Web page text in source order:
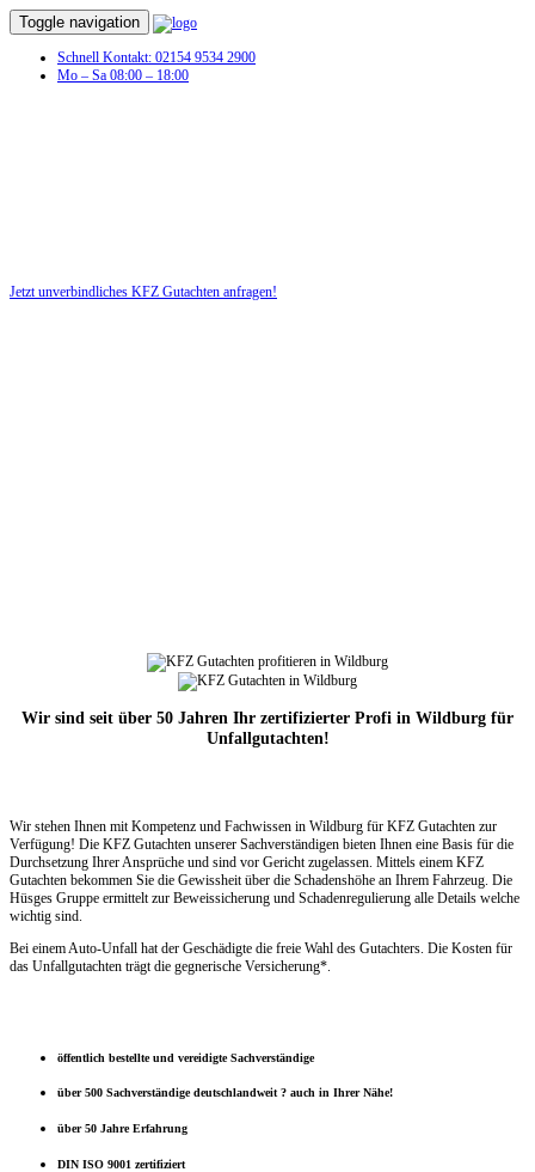
Toggle navigation
Schnell Kontakt: 02154 9534 2900
Mo – Sa 08:00 – 18:00
Jetzt unverbindliches KFZ Gutachten anfragen!
Wir sind seit über 50 Jahren Ihr zertifizierter Profi in Wildburg für
Unfallgutachten!
Wir stehen Ihnen mit Kompetenz und Fachwissen in Wildburg für KFZ Gutachten zur
Verfügung! Die KFZ Gutachten unserer Sachverständigen bieten Ihnen eine Basis für die
Durchsetzung Ihrer Ansprüche und sind vor Gericht zugelassen. Mittels einem KFZ
Gutachten bekommen Sie die Gewissheit über die Schadenshöhe an Ihrem Fahrzeug. Die
Hüsges Gruppe ermittelt zur Beweissicherung und Schadenregulierung alle Details welche
wichtig sind.
Bei einem Auto-Unfall hat der Geschädigte die freie Wahl des Gutachters. Die Kosten für
das Unfallgutachten trägt die gegnerische Versicherung*.
öffentlich bestellte und vereidigte Sachverständige
über 500 Sachverständige deutschlandweit ? auch in Ihrer Nähe!
über 50 Jahre Erfahrung
DIN ISO 9001 zertifiziert